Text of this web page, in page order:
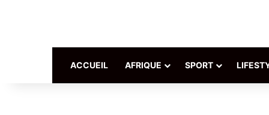
ACCUEIL AFRIQUE SPORT